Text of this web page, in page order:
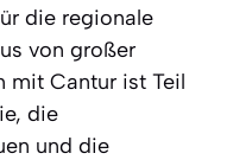
die regionale
von großer
mit Cantur ist Teil
die
und die